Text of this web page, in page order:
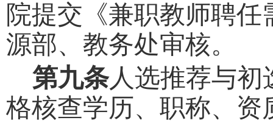
院提交《兼职教师聘任
源部、教务处审核。
第九条人选推荐与初
格核查学历、职称、